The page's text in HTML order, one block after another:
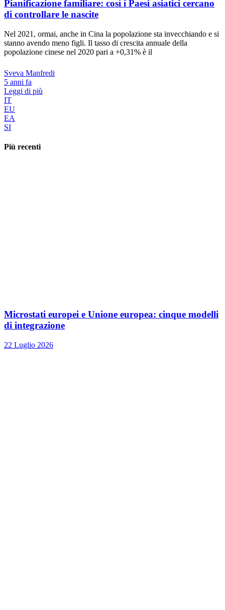
Pianificazione familiare: così i Paesi asiatici cercano
di controllare le nascite
Nel 2021, ormai, anche in Cina la popolazione sta invecchiando e si
stanno avendo meno figli. Il tasso di crescita annuale della
popolazione cinese nel 2020 pari a +0,31% è il
Sveva Manfredi
5 anni fa
Leggi di più
IT
EU
EA
SI
Più recenti
Microstati europei e Unione europea: cinque modelli
di integrazione
22 Luglio 2026